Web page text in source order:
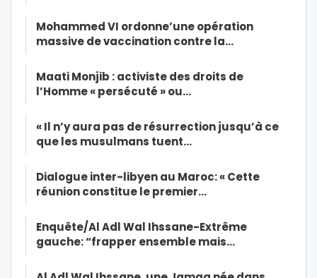
Mohammed VI ordonne’une opération
massive de vaccination contre la…
Maati Monjib : activiste des droits de
l’Homme « persécuté » ou…
« Il n’y aura pas de résurrection jusqu’à ce
que les musulmans tuent…
Dialogue inter-libyen au Maroc: « Cette
réunion constitue le premier…
Enquête/Al Adl Wal Ihssane-Extrême
gauche: “frapper ensemble mais…